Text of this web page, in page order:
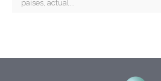
países, actual...